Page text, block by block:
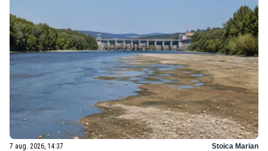
7 aug. 2026, 14:37 Stoica Marian